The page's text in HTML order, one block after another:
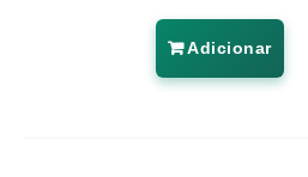
Adicionar